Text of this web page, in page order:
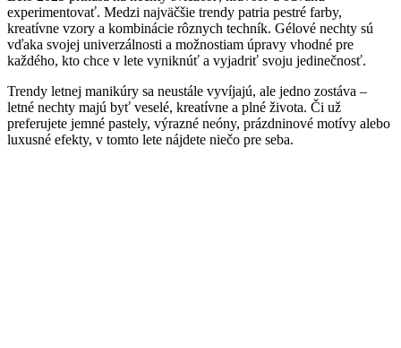
experimentovať. Medzi najväčšie trendy patria pestré farby,
kreatívne vzory a kombinácie rôznych techník. Gélové nechty sú
vďaka svojej univerzálnosti a možnostiam úpravy vhodné pre
každého, kto chce v lete vyniknúť a vyjadriť svoju jedinečnosť.
Trendy letnej manikúry sa neustále vyvíjajú, ale jedno zostáva –
letné nechty majú byť veselé, kreatívne a plné života. Či už
preferujete jemné pastely, výrazné neóny, prázdninové motívy alebo
luxusné efekty, v tomto lete nájdete niečo pre seba.